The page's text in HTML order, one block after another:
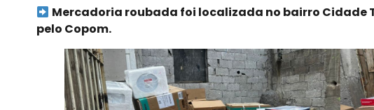
Mercadoria roubada foi localizada no bairro Cidade
pelo Copom.